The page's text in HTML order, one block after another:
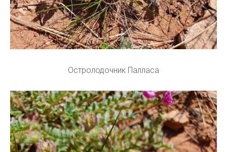
Остролодочник Палласа